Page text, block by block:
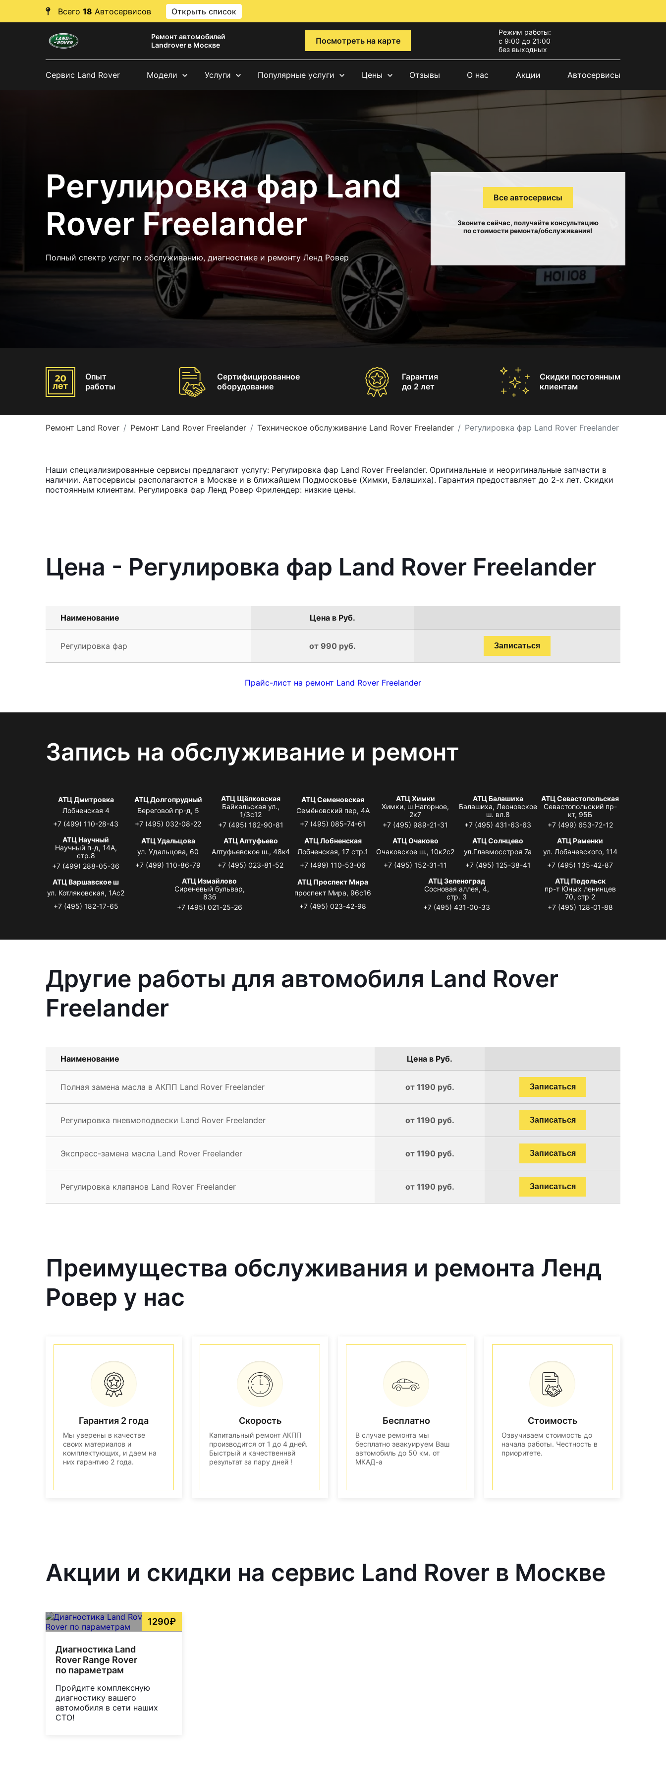
Всего 18 Автосервисов Открыть список
Ремонт автомобилей
Landrover в Москве
Посмотреть на карте
Режим работы:
с 9:00 до 21:00
без выходных
Сервис Land Rover Модели Услуги Популярные услуги Цены Отзывы О нас Акции Автосервисы
Регулировка фар Land
Rover Freelander
Полный спектр услуг по обслуживанию, диагностике и ремонту Ленд Ровер
Все автосервисы
Звоните сейчас, получайте консультацию
по стоимости ремонта/обслуживания!
Опыт
работы
Сертифицированное
оборудование
Гарантия
до 2 лет
Скидки постоянным
клиентам
Ремонт Land Rover Ремонт Land Rover Freelander Техническое обслуживание Land Rover Freelander Регулировка фар Land Rover Freelander
Наши специализированные сервисы предлагают услугу: Регулировка фар Land Rover Freelander. Оригинальные и неоригинальные запчасти в
наличии. Автосервисы располагаются в Москве и в ближайшем Подмосковье (Химки, Балашиха). Гарантия предоставляет до 2-х лет. Скидки
постоянным клиентам. Регулировка фар Ленд Ровер Фрилендер: низкие цены.
Цена - Регулировка фар Land Rover Freelander
Наименование Цена в Руб.
Регулировка фар от 990 руб. Записаться
Прайс-лист на ремонт Land Rover Freelander
Запись на обслуживание и ремонт
АТЦ Дмитровка
Лобненская 4
+7 (499) 110-28-43
АТЦ Долгопрудный
Береговой пр-д, 5
+7 (495) 032-08-22
АТЦ Щёлковская
Байкальская ул.,
1/3с12
+7 (495) 162-90-81
АТЦ Семеновская
Семёновский пер, 4А
+7 (495) 085-74-61
АТЦ Химки
Химки, ш Нагорное,
2к7
+7 (495) 989-21-31
АТЦ Балашиха
Балашиха, Леоновское
ш. вл.8
+7 (495) 431-63-63
АТЦ Севастопольская
Севастопольский пр-
кт, 95Б
+7 (499) 653-72-12
АТЦ Научный
Научный п-д, 14А,
стр.8
+7 (499) 288-05-36
АТЦ Удальцова
ул. Удальцова, 60
+7 (499) 110-86-79
АТЦ Алтуфьево
Алтуфьевское ш., 48к4
+7 (495) 023-81-52
АТЦ Лобненская
Лобненская, 17 стр.1
+7 (499) 110-53-06
АТЦ Очаково
Очаковское ш., 10к2с2
+7 (495) 152-31-11
АТЦ Солнцево
ул.Главмосстроя 7а
+7 (495) 125-38-41
АТЦ Раменки
ул. Лобачевского, 114
+7 (495) 135-42-87
АТЦ Варшавское ш
ул. Котляковская, 1Ас2
+7 (495) 182-17-65
АТЦ Измайлово
Сиреневый бульвар,
83б
+7 (495) 021-25-26
АТЦ Проспект Мира
проспект Мира, 96с16
+7 (495) 023-42-98
АТЦ Зеленоград
Сосновая аллея, 4,
стр. 3
+7 (495) 431-00-33
АТЦ Подольск
пр-т Юных ленинцев
70, стр 2
+7 (495) 128-01-88
Другие работы для автомобиля Land Rover
Freelander
Наименование Цена в Руб.
Полная замена масла в АКПП Land Rover Freelander от 1190 руб. Записаться
Регулировка пневмоподвески Land Rover Freelander от 1190 руб. Записаться
Экспресс-замена масла Land Rover Freelander от 1190 руб. Записаться
Регулировка клапанов Land Rover Freelander от 1190 руб. Записаться
Преимущества обслуживания и ремонта Ленд
Ровер у нас
Гарантия 2 года
Мы уверены в качестве
своих материалов и
комплектующих, и даем на
них гарантию 2 года.
Скорость
Капитальный ремонт АКПП
производится от 1 до 4 дней.
Быстрый и качественнвй
результат за пару дней !
Бесплатно
В случае ремонта мы
бесплатно эвакуируем Ваш
автомобиль до 50 км. от
МКАД-а
Стоимость
Озвучиваем стоимость до
начала работы. Честность в
приоритете.
Акции и скидки на сервис Land Rover в Москве
1290₽
Диагностика Land
Rover Range Rover
по параметрам
Пройдите комплексную
диагностику вашего
автомобиля в сети наших
СТО!